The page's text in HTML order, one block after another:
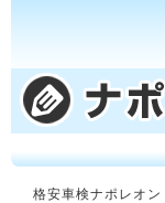
格安車検ナポレオン